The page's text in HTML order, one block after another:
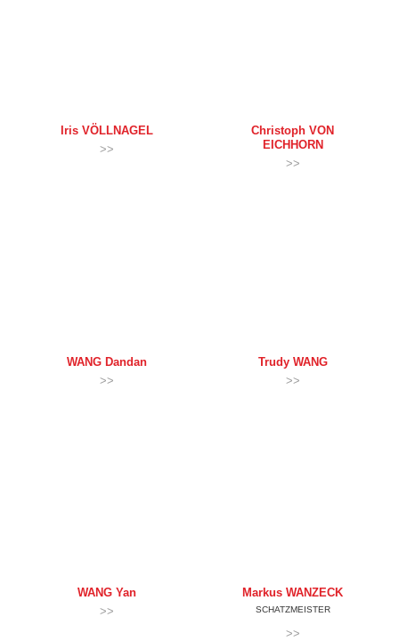
Iris VÖLLNAGEL
>>
Christoph VON
EICHHORN
>>
WANGDandan
>>
Trudy WANG
>>
WANGYan
>>
Markus WANZECK
SCHATZMEISTER
>>